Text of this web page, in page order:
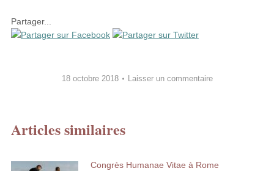
Partager...
18 octobre 2018 Laisser un commentaire
Articles similaires
Congrès Humanae Vitae à Rome